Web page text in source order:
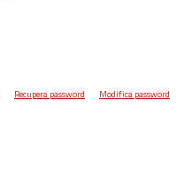
Recupera password Modifica password